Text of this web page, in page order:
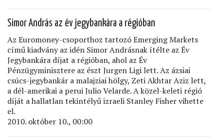
Simor András az év jegybankára a régióban
Az Euromoney-csoporthoz tartozó Emerging Markets
című kiadvány az idén Simor Andrásnak ítélte az Év
Jegybankára díjat a régióban, ahol az Év
Pénzügyminisztere az észt Jurgen Ligi lett. Az ázsiai
csúcs-jegybankár a malajziai hölgy, Zeti Akhtar Aziz lett,
a dél-amerikai a perui Julio Velarde. A közel-keleti régió
díját a hallatlan tekintélyű izraeli Stanley Fisher vihette
el.
2010. október 10., 00:00